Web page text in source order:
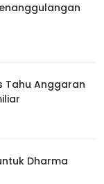
Tahu Anggaran
Dharma